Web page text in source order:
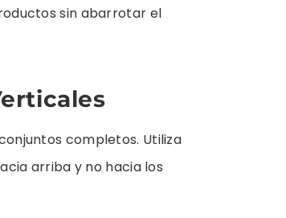
sin abarrotar el
completos. Utiliza
arriba y no hacia los